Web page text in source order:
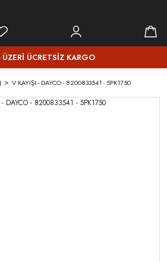
ÜCRETSİZ KARGO
V KAYIŞI - DAYCO - 8200833541 - 5PK1750